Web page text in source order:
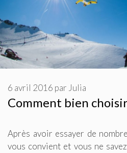
Comment bien
6 avril 2016 par Julia
Après avoir essayer de
vous convient et vous ne